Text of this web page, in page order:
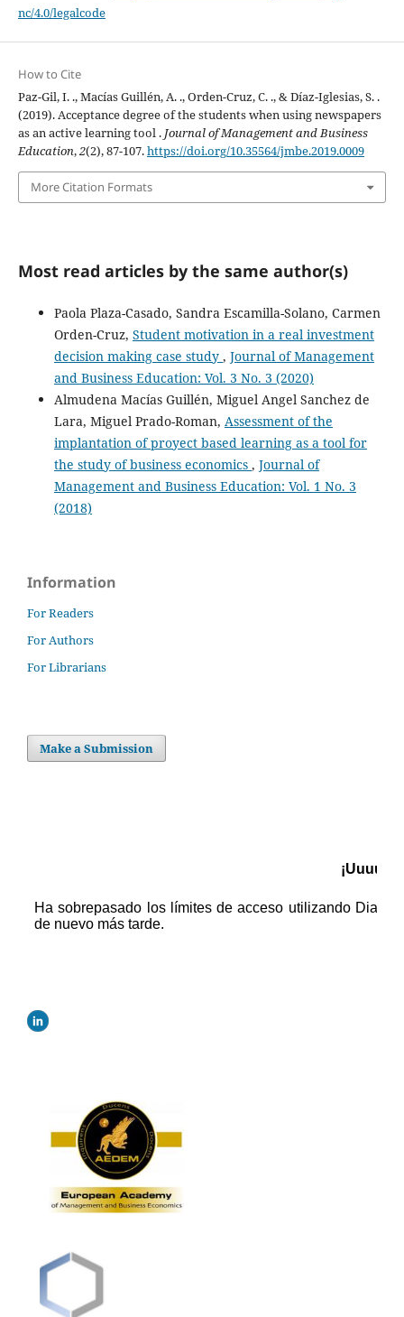
nc/4.0/legalcode
How to Cite
Paz-Gil, I. ., Macías Guillén, A. ., Orden-Cruz, C. ., & Díaz-Iglesias, S. .
(2019). Acceptance degree of the students when using newspapers
as an active learning tool . Journal of Management and Business
Education,2(2), 87-107.https://doi.org/10.35564/jmbe.2019.0009
More Citation Formats
Most read articles by the same author(s)
Paola Plaza-Casado, Sandra Escamilla-Solano, Carmen
Orden-Cruz, Student motivation in a real investment
decision making case study , Journal of Management
and Business Education: Vol. 3 No. 3 (2020)
Almudena Macías Guillén, Miguel Angel Sanchez de
Lara, Miguel Prado-Roman, Assessment of the
implantation of proyect based learning as a tool for
the study of business economics , Journal of
Management and Business Education: Vol. 1 No. 3
(2018)
Information
For Readers
For Authors
For Librarians
Make a Submission